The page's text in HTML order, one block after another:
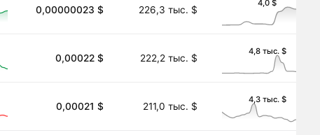
0,00000023 $ 226,3 тыс. $
4,0 $
0,00022 $ 222,2 тыс. $
4,8 тыс. $
0,00021 $ 211,0 тыс. $
4,3 тыс. $